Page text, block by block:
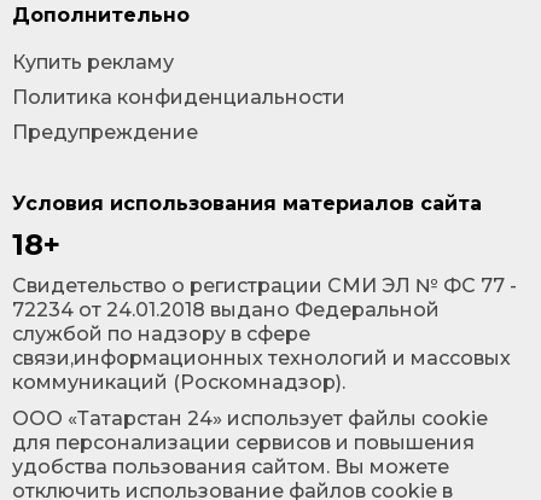
Условия использования материалов сайта
18+
Cвидетельство о регистрации СМИ ЭЛ № ФС 77 -
72234 от 24.01.2018 выдано Федеральной
службой по надзору в сфере
связи,информационных технологий и массовых
коммуникаций (Роскомнадзор).
ООО «Татарстан 24» использует файлы cookie
для персонализации сервисов и повышения
удобства пользования сайтом. Вы можете
отключить использование файлов cookie в
Дополнительно
Купить рекламу
Политика конфиденциальности
Предупреждение